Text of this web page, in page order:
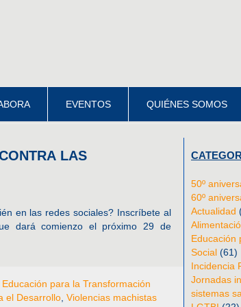
EVENTOS QUIÉNES SOMOS
LAS
en las redes sociales? Inscríbete al
dará comienzo el próximo 29 de
Educación para la Transformación
el Desarrollo Violencias machistas
50º
60º
Actualidad
Educación
Social (61)
Incidencia
Jornadas
sistemas